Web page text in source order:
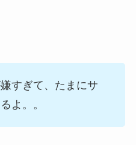
すぎて、たまにサ
よ。。